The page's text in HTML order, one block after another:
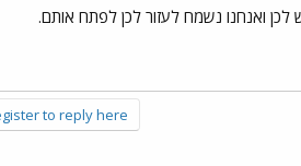
לכן ואנחנו נשמח לעזור לכן לפתח אותם.
to reply here.